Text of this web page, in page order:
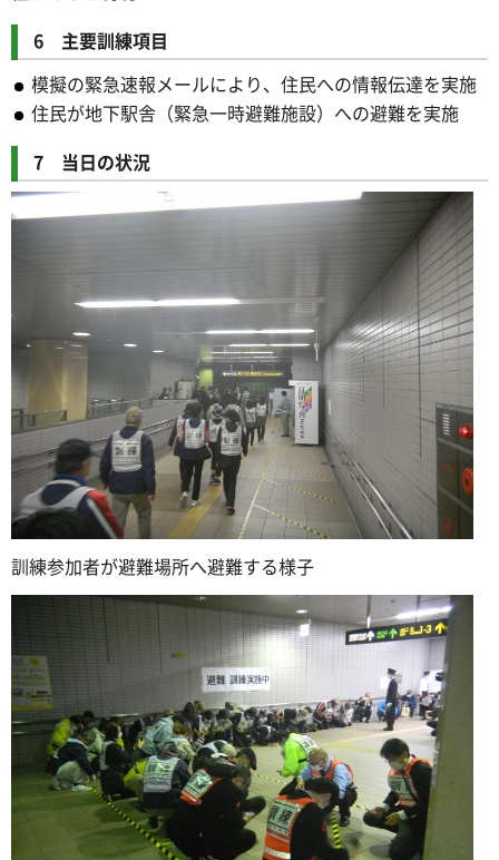
6 主要訓練項目
模擬の緊急速報メールにより、住民への情報伝達を実施
住民が地下駅舎（緊急一時避難施設）への避難を実施
7 当日の状況
訓練参加者が避難場所へ避難する様子